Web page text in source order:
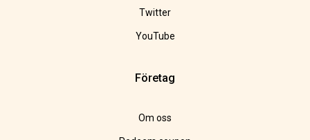
Twitter
YouTube
Företag
Om oss